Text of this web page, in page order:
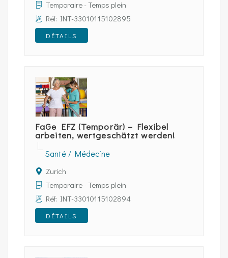
Temporaire - Temps plein
Réf: INT-33010115102895
DÉTAILS
FaGe EFZ (Temporär) – Flexibel
arbeiten, wertgeschätzt werden!
Santé / Médecine
Zurich
Temporaire - Temps plein
Réf: INT-33010115102894
DÉTAILS